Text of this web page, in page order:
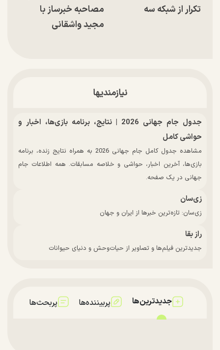
تکرار از شبکه سه
مصاحبه خبرساز با
مجید واشقانی
نیازمندیها
جدول جام جهانی 2026 | نتایج، برنامه بازی‌ها، اخبار و
حواشی کامل
مشاهده جدول کامل جام جهانی 2026 به همراه نتایج زنده، برنامه
بازی‌ها، آخرین اخبار، حواشی و خلاصه مسابقات. همه اطلاعات جام
جهانی در یک صفحه.
زی‌سان
زی‌سان: تازه‌ترین خبرها از ایران و جهان
راز بقا
جدیدترین فیلم‌ها و تصاویر از حیات‌وحش و دنیای حیوانات
جدیدترین‌ها پربیننده‌ها پربحث‌ها